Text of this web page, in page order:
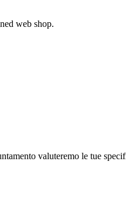
web shop.
valuteremo le tue